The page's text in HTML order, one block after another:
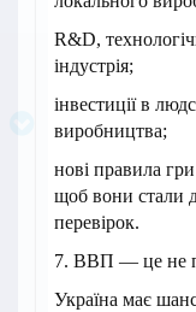
R&D,
індустрія;
інвестиції в
виробництва;
нові правила гри
щоб вони стали
перевірок.
7. ВВП — це не
Україна має